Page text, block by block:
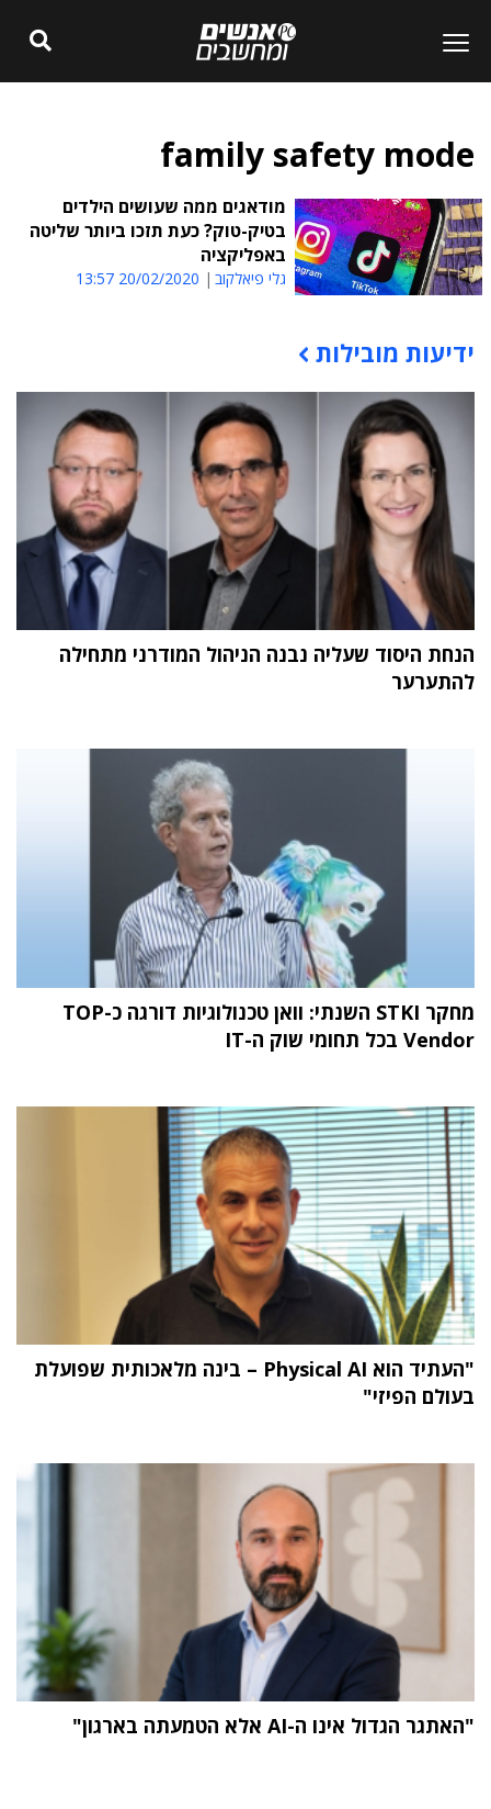
family safety mode
מודאגים ממה שעושים הילדים
בטיק-טוק? כעת תזכו ביותר שליטה
באפליקציה
גלי פיאלקוב 20/02/2020 13:57
תוכן פרסומי
ידיעות מובילות
הנחת היסוד שעליה נבנה הניהול המודרני מתחילה
להתערער
מחקר STKI השנתי: וואן טכנולוגיות דורגה כ-TOP
Vendor בכל תחומי שוק ה-IT
"העתיד הוא Physical AI – בינה מלאכותית שפועלת
בעולם הפיזי"
"האתגר הגדול אינו ה-AI אלא הטמעתה בארגון"